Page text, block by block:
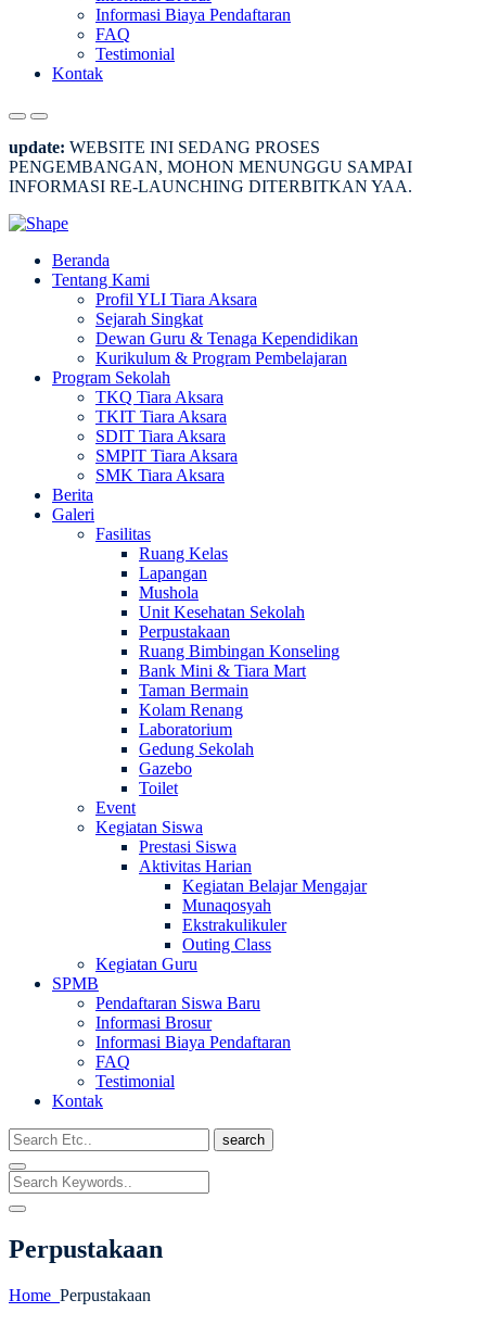
Informasi Biaya Pendaftaran
FAQ
Testimonial
Kontak
update: WEBSITE INI SEDANG PROSES
PENGEMBANGAN, MOHON MENUNGGU SAMPAI
INFORMASI RE-LAUNCHING DITERBITKAN YAA.
Beranda
Tentang Kami
Profil YLI Tiara Aksara
Sejarah Singkat
Dewan Guru & Tenaga Kependidikan
Kurikulum & Program Pembelajaran
Program Sekolah
TKQ Tiara Aksara
TKIT Tiara Aksara
SDIT Tiara Aksara
SMPIT Tiara Aksara
SMK Tiara Aksara
Berita
Galeri
Fasilitas
Ruang Kelas
Lapangan
Mushola
Unit Kesehatan Sekolah
Perpustakaan
Ruang Bimbingan Konseling
Bank Mini & Tiara Mart
Taman Bermain
Kolam Renang
Laboratorium
Gedung Sekolah
Gazebo
Toilet
Event
Kegiatan Siswa
Prestasi Siswa
Aktivitas Harian
Kegiatan Belajar Mengajar
Munaqosyah
Ekstrakulikuler
Outing Class
Kegiatan Guru
SPMB
Pendaftaran Siswa Baru
Informasi Brosur
Informasi Biaya Pendaftaran
FAQ
Testimonial
Kontak
search
Perpustakaan
Home Perpustakaan